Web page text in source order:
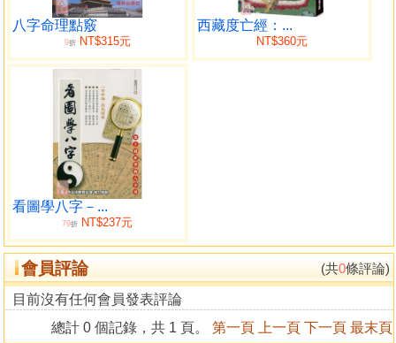
④自日柱和年柱找出「空亡」
⑤自四柱的干支找出「吉凶星」
3章 占卜天生的性格、運勢
一、占卜你的性格（依比較星來看）
1.比肩=喜歡引人注目且任性型
2.劫財=擅於交涉的政治家型
3.食神=具有傑出的審美眼光型
4.傷官=具有才能的勤勉家型
5.偏財=金錢出入激烈的社交家型
6.正財=以誠實爲座右銘的正義漢
7.偏官=俠客心腸的策略家型
8.正官=擅長處世的薪水階級型
9.偏印=頭腦反應迅速，擅於應變型
10印綬=最幸運之星，嬌生慣養型
二、占卜你的運勢（依十二運星來看）
1.長生=具有卓越的永續性、耐久力之星
八字命理點竅
9折NT$315元
西藏度亡經：...
NT$360元
看圖學八字－...
79折 NT$237元
會員評論 (共0條評論)
目前沒有任何會員發表評論
總計 0 個記錄，共 1 頁。 第一頁 上一頁 下一頁 最末頁